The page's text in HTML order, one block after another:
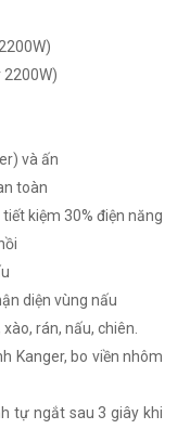
2200W)
và ấn
toàn
kiệm 30% điện năng
diện vùng nấu
rán, nấu, chiên.
Kanger, bo viền nhôm
tự ngắt sau 3 giây khi